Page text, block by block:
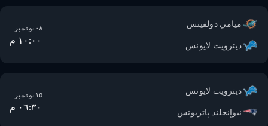
ميامي دولفينس
ديترويت لايونس ١٠:٠٠ م
ديترويت لايونس
نيوإنجلند پاتريوتس ٠٦:٣٠ م